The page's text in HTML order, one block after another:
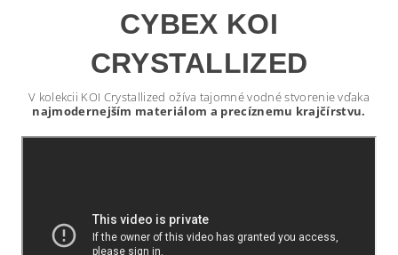
CYBEX KOI
CRYSTALLIZED
V kolekcii KOI Crystallized ožíva tajomné vodné stvorenie vďaka
najmodernejším materiálom a precíznemu krajčírstvu.